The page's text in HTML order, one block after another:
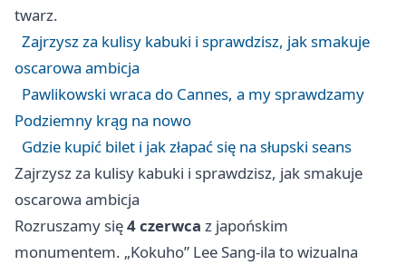
twarz.
Zajrzysz za kulisy kabuki i sprawdzisz, jak smakuje
oscarowa ambicja
Pawlikowski wraca do Cannes, a my sprawdzamy
Podziemny krąg na nowo
Gdzie kupić bilet i jak złapać się na słupski seans
Zajrzysz za kulisy kabuki i sprawdzisz, jak smakuje
oscarowa ambicja
Rozruszamy się4 czerwca z japońskim
monumentem. „Kokuho” Lee Sang-ila to wizualna